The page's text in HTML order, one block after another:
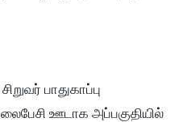
பாதுகாப்பு
ஊடாக அப்பகுதியில்